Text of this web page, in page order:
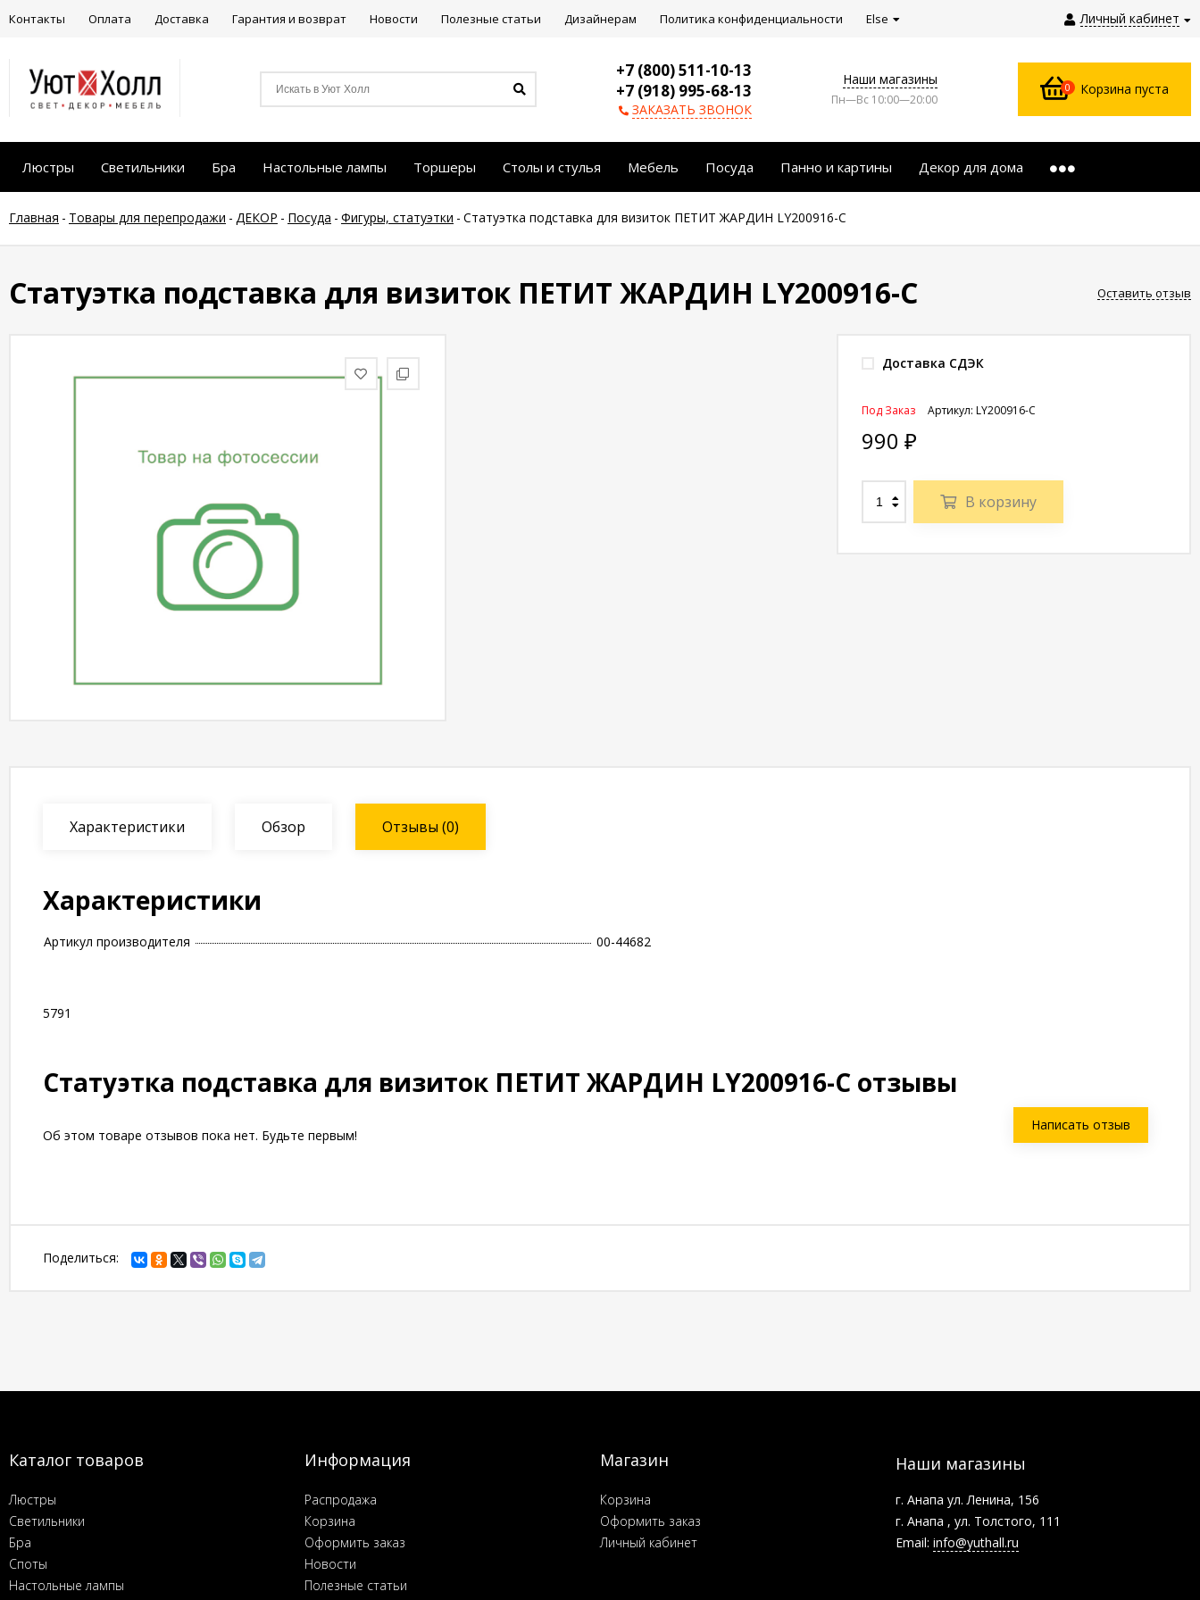
Личный кабинет
Контакты Оплата Доставка Гарантия и возврат Новости Полезные статьи Дизайнерам Политика конфиденциальности Else
+7 (800) 511-10-13
+7 (918) 995-68-13
ЗАКАЗАТЬ ЗВОНОК
Наши магазины
Пн—Вс 10:00—20:00
0 Корзина пуста
Люстры Светильники Бра Настольные лампы Торшеры Столы и стулья Мебель Посуда Панно и картины Декор для дома
Главная - Товары для перепродажи - ДЕКОР - Посуда - Фигуры, статуэтки - Статуэтка подставка для визиток ПЕТИТ ЖАРДИН LY200916-C
Статуэтка подставка для визиток ПЕТИТ ЖАРДИН LY200916-C Оставить отзыв
Доставка СДЭК
Артикул: LY200916-C
Под Заказ
990 ₽
В корзину
Характеристики Обзор Отзывы (0)
Характеристики
Артикул производителя 00-44682
5791
Статуэтка подставка для визиток ПЕТИТ ЖАРДИН LY200916-C отзывы
Написать отзыв
Об этом товаре отзывов пока нет. Будьте первым!
Поделиться:
Каталог товаров
Люстры
Светильники
Бра
Споты
Настольные лампы
Информация
Распродажа
Корзина
Оформить заказ
Новости
Полезные статьи
Магазин
Корзина
Оформить заказ
Личный кабинет
Наши магазины
г. Анапа ул. Ленина, 156
г. Анапа , ул. Толстого, 111
Email: info@yuthall.ru